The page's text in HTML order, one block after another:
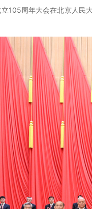
105周年大会在北京人民